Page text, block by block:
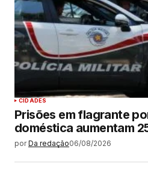
CIDADES
Prisões em flagrante
doméstica aumentam
por Da redação06/08/2026